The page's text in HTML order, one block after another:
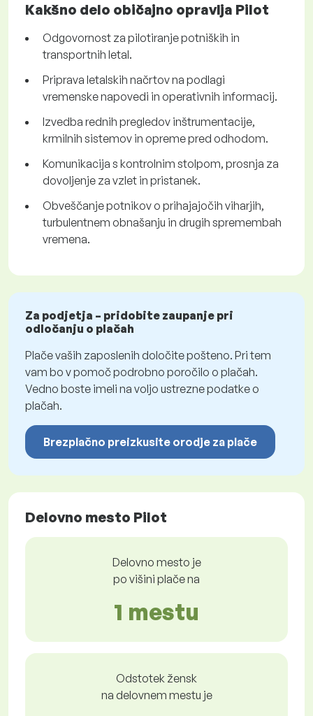
Kakšno delo običajno opravlja Pilot
Odgovornost za pilotiranje potniških in
transportnih letal.
Priprava letalskih načrtov na podlagi
vremenske napovedi in operativnih informacij.
Izvedba rednih pregledov inštrumentacije,
krmilnih sistemov in opreme pred odhodom.
Komunikacija s kontrolnim stolpom, prosnja za
dovoljenje za vzlet in pristanek.
Obveščanje potnikov o prihajajočih viharjih,
turbulentnem obnašanju in drugih spremembah
vremena.
Za podjetja – pridobite zaupanje pri
odločanju o plačah
Plače vaših zaposlenih določite pošteno. Pri tem
vam bo v pomoč podrobno poročilo o plačah.
Vedno boste imeli na voljo ustrezne podatke o
plačah.
Brezplačno preizkusite orodje za plače
Delovno mesto Pilot
Delovno mesto je
po višini plače na
1 mestu
Odstotek žensk
na delovnem mestu je